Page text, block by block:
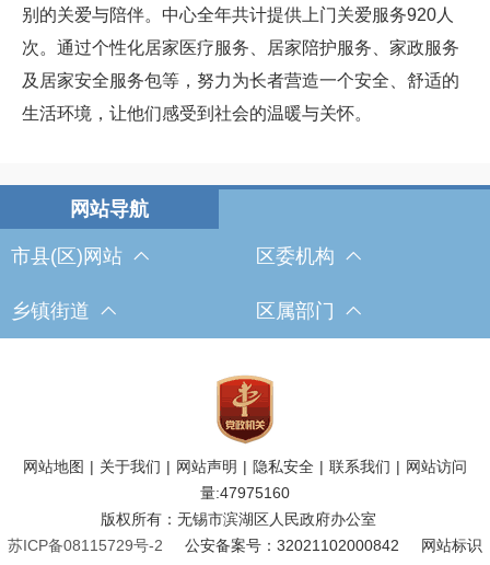
别的关爱与陪伴。中心全年共计提供上门关爱服务920人
次。通过个性化居家医疗服务、居家陪护服务、家政服务
及居家安全服务包等，努力为长者营造一个安全、舒适的
生活环境，让他们感受到社会的温暖与关怀。
市县(区)网站 区委机构
乡镇街道 区属部门
网站地图 | 关于我们 | 网站声明 | 隐私安全 | 联系我们 | 网站访问
量:47975160
版权所有：无锡市滨湖区人民政府办公室
苏ICP备08115729号-2
公安备案号：32021102000842
网站标识